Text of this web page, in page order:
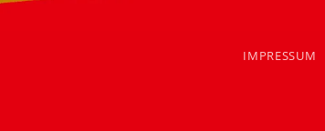
IMPRESSUM